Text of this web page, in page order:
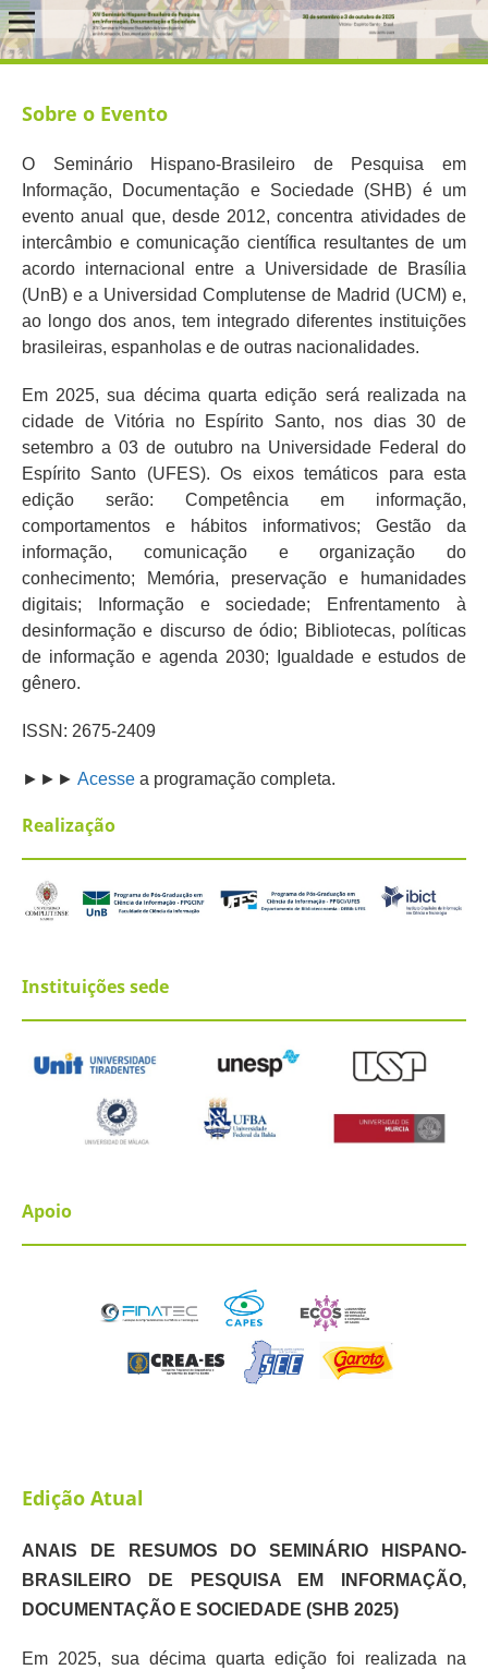
Sobre o Evento
O Seminário Hispano-Brasileiro de Pesquisa em
Informação, Documentação e Sociedade (SHB) é um
evento anual que, desde 2012, concentra atividades de
intercâmbio e comunicação científica resultantes de um
acordo internacional entre a Universidade de Brasília
(UnB) e a Universidad Complutense de Madrid (UCM) e,
ao longo dos anos, tem integrado diferentes instituições
brasileiras, espanholas e de outras nacionalidades.
Em 2025, sua décima quarta edição será realizada na
cidade de Vitória no Espírito Santo, nos dias 30 de
setembro a 03 de outubro na Universidade Federal do
Espírito Santo (UFES). Os eixos temáticos para esta
edição serão: Competência em informação,
comportamentos e hábitos informativos; Gestão da
informação, comunicação e organização do
conhecimento; Memória, preservação e humanidades
digitais; Informação e sociedade; Enfrentamento à
desinformação e discurso de ódio; Bibliotecas, políticas
de informação e agenda 2030; Igualdade e estudos de
gênero.
ISSN: 2675-2409
►►► Acessea programação completa.
Realização
Instituições sede
Apoio
Edição Atual
ANAIS DE RESUMOS DO SEMINÁRIO HISPANO-
BRASILEIRO DE PESQUISA EM INFORMAÇÃO,
DOCUMENTAÇÃO E SOCIEDADE (SHB 2025)
Em 2025, sua décima quarta edição foi realizada na